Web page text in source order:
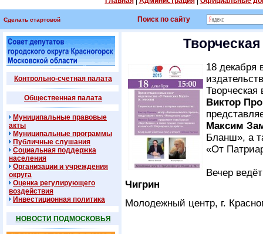
Сделать стартовой Поиск по сайту
Контрольно-счетная палата
Общественная палата
Муниципальные правовые
акты
Муниципальные программы
Публичные слушания
Социальная поддержка
населения
Организации и учреждения
округа
Оценка регулирующего
воздействия
Инвестиционная политика
НОВОСТИ ПОДМОСКОВЬЯ
18 декабря
Творческая
Виктор
Максим
Бланш», а
«От
Вечер
Чигрин
Молодежный центр, г.